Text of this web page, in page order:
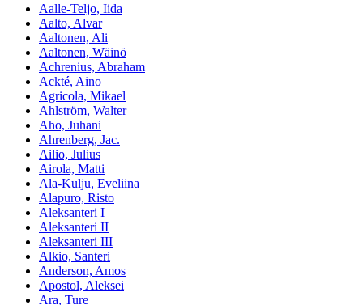
Aalle-Teljo, Iida
Aalto, Alvar
Aaltonen, Ali
Aaltonen, Wäinö
Achrenius, Abraham
Ackté, Aino
Agricola, Mikael
Ahlström, Walter
Aho, Juhani
Ahrenberg, Jac.
Ailio, Julius
Airola, Matti
Ala-Kulju, Eveliina
Alapuro, Risto
Aleksanteri I
Aleksanteri II
Aleksanteri III
Alkio, Santeri
Anderson, Amos
Apostol, Aleksei
Ara, Ture